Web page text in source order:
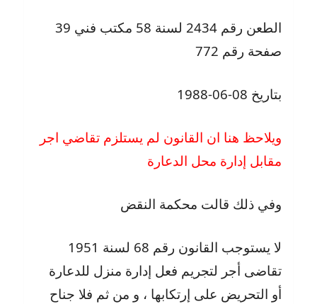
الطعن رقم 2434 لسنة 58 مكتب فني 39
صفحة رقم 772
بتاريخ 08-06-1988
ويلاحظ هنا ان القانون لم يستلزم تقاضي اجر
مقابل إدارة محل الدعارة
وفي ذلك قالت محكمة النقض
لا يستوجب القانون رقم 68 لسنة 1951
تقاضى أجر لتجريم فعل إدارة منزل للدعارة
أو التحريض على إرتكابها ، و من ثم فلا جناح